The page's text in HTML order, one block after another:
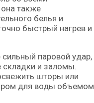
также
белья и
быстрый нагрев и
паровой удар,
складки и заломы.
шторы или
для воды объемом